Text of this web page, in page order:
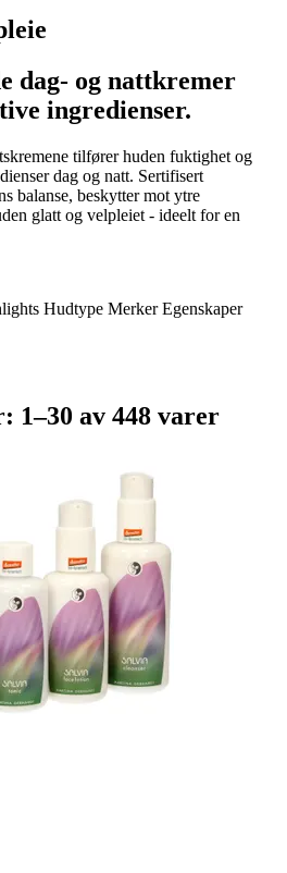
dag- og nattkremer
ingredienser.
tilfører huden fuktighet og
dag og natt. Sertifisert
balanse, beskytter mot ytre
glatt og velpleiet - ideelt for en
Hudtype Merker Egenskaper
1–30 av 448 varer